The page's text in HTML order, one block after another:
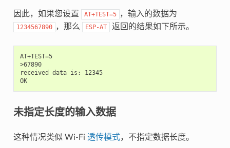
因此，如果您设置 AT+TEST=5 ，输入的数据为
1234567890 ，那么 ESP-AT 返回的结果如下所示。
AT+TEST=5
>67890
received data is: 12345
OK
未指定长度的输入数据
这种情况类似 Wi-Fi 透传模式，不指定数据长度。